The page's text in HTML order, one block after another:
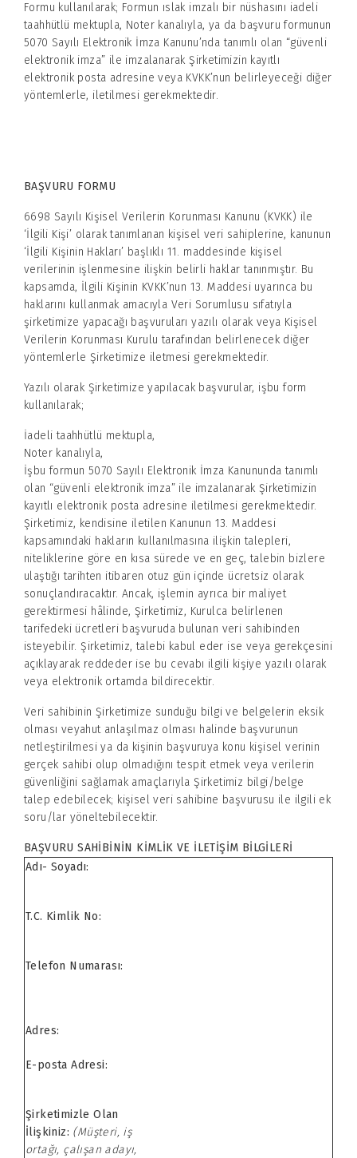
Formu kullanılarak; Formun ıslak imzalı bir nüshasını iadeli
taahhütlü mektupla, Noter kanalıyla, ya da başvuru formunun
5070 Sayılı Elektronik İmza Kanunu’nda tanımlı olan “güvenli
elektronik imza” ile imzalanarak Şirketimizin kayıtlı
elektronik posta adresine veya KVKK’nun belirleyeceği diğer
yöntemlerle, iletilmesi gerekmektedir.
BAŞVURU FORMU
6698 Sayılı Kişisel Verilerin Korunması Kanunu (KVKK) ile
‘İlgili Kişi’ olarak tanımlanan kişisel veri sahiplerine, kanunun
‘İlgili Kişinin Hakları’ başlıklı 11. maddesinde kişisel
verilerinin işlenmesine ilişkin belirli haklar tanınmıştır. Bu
kapsamda, İlgili Kişinin KVKK’nun 13. Maddesi uyarınca bu
haklarını kullanmak amacıyla Veri Sorumlusu sıfatıyla
şirketimize yapacağı başvuruları yazılı olarak veya Kişisel
Verilerin Korunması Kurulu tarafından belirlenecek diğer
yöntemlerle Şirketimize iletmesi gerekmektedir.
Yazılı olarak Şirketimize yapılacak başvurular, işbu form
kullanılarak;
İadeli taahhütlü mektupla,
Noter kanalıyla,
İşbu formun 5070 Sayılı Elektronik İmza Kanununda tanımlı
olan “güvenli elektronik imza” ile imzalanarak Şirketimizin
kayıtlı elektronik posta adresine iletilmesi gerekmektedir.
Şirketimiz, kendisine iletilen Kanunun 13. Maddesi
kapsamındaki hakların kullanılmasına ilişkin talepleri,
niteliklerine göre en kısa sürede ve en geç, talebin bizlere
ulaştığı tarihten itibaren otuz gün içinde ücretsiz olarak
sonuçlandıracaktır. Ancak, işlemin ayrıca bir maliyet
gerektirmesi hâlinde, Şirketimiz, Kurulca belirlenen
tarifedeki ücretleri başvuruda bulunan veri sahibinden
isteyebilir. Şirketimiz, talebi kabul eder ise veya gerekçesini
açıklayarak reddeder ise bu cevabı ilgili kişiye yazılı olarak
veya elektronik ortamda bildirecektir.
Veri sahibinin Şirketimize sunduğu bilgi ve belgelerin eksik
olması veyahut anlaşılmaz olması halinde başvurunun
netleştirilmesi ya da kişinin başvuruya konu kişisel verinin
gerçek sahibi olup olmadığını tespit etmek veya verilerin
güvenliğini sağlamak amaçlarıyla Şirketimiz bilgi/belge
talep edebilecek; kişisel veri sahibine başvurusu ile ilgili ek
soru/lar yöneltebilecektir.
BAŞVURU SAHİBİNİN KİMLİK VE İLETİŞİM BİLGİLERİ
Adı- Soyadı:
T.C. Kimlik No:
Telefon Numarası:
Adres:
E-posta Adresi:
Şirketimizle Olan
İlişkiniz: (Müşteri, iş
ortağı, çalışan adayı,